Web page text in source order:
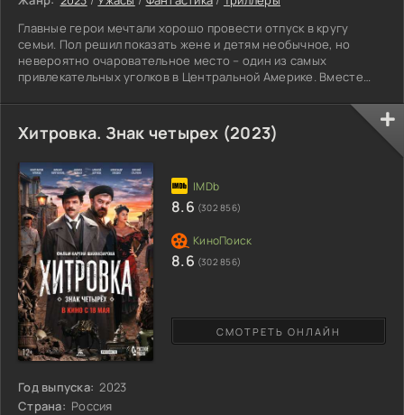
Главные герои мечтали хорошо провести отпуск в кругу
семьи. Пол решил показать жене и детям необычное, но
невероятно очаровательное место – один из самых
привлекательных уголков в Центральной Америке. Вместе
побережье, где много веков назад обитали ацтеки.
Окутанное загадочностью и древним духом, это место
сохранилось в качестве курорта и в современном мире... Или
туристов ждет лишь сплошное
Хитровка. Знак четырех (2023)
Год выпуска: 2023
Страна: Россия
СМОТРЕТЬ ОНЛАЙН
8.6 (302 856)
8.6 (302 856)